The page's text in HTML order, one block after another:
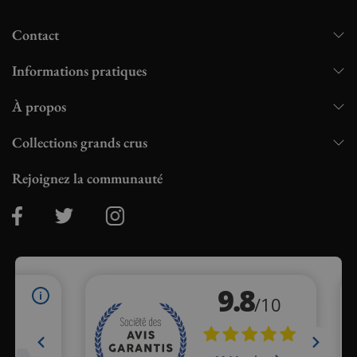
Contact
Informations pratiques
À propos
Collections grands crus
Rejoignez la communauté